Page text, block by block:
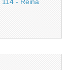
- Reina